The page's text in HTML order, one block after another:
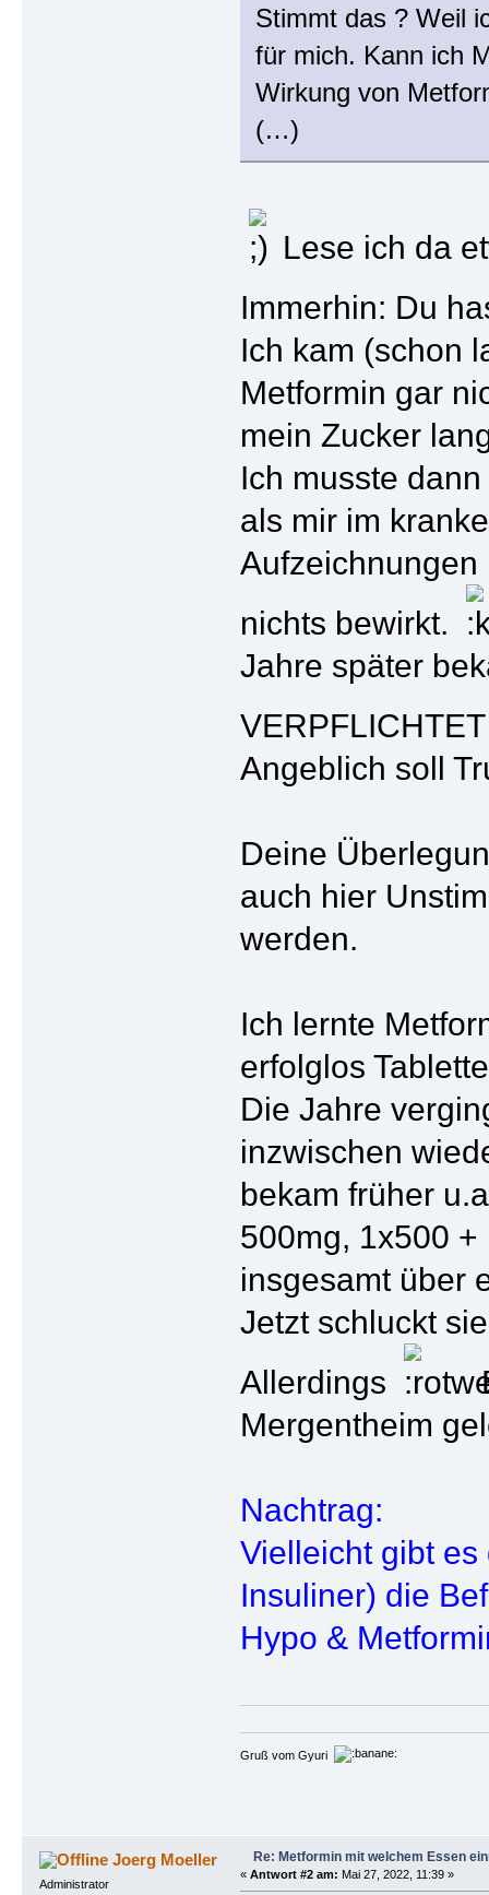
Stimmt das ? Weil
für mich. Kann ich
Wirkung von
(…)
Lese ich da
Immerhin: Du
Ich kam (schon
Metformin gar
mein Zucker
Ich musste
als mir im
nichts bewirkt.
Jahre später
Angeblich soll
Deine
auch hier
werden.
Ich lernte
erfolglos
Die Jahre
inzwischen
bekam früher
500mg, 1x500
insgesamt über
Jetzt schluckt
Allerdings
Mergentheim
Nachtrag:
Vielleicht gibt
Insuliner) die
Hypo &
Gruß vom Gyuri
Joerg Moeller
Administrator
Re: Metformin mit welchem Essen
« Antwort #2 am: Mai 27, 2022, 11:39 »